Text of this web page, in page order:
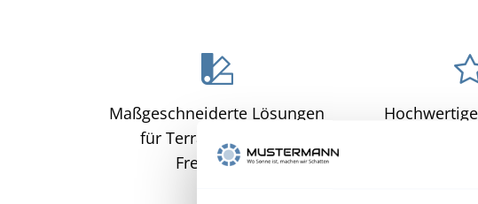
Maßgeschneiderte Lösungen
für Terrasse, Balkon,
Freiflächen